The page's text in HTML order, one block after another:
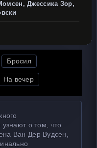
Джессика Зор,
Бросил
На вечер
узнают о том, что
Ван Дер Вудсен,